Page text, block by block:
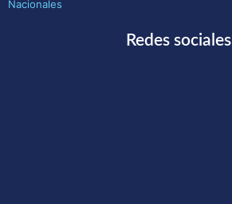
Nacionales
Redes sociales